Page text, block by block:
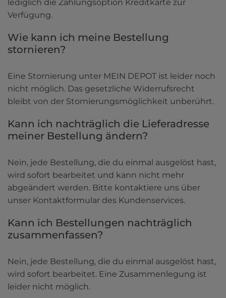
lediglich die Zahlungsoption Kreditkarte zur
Verfügung.
Wie kann ich meine Bestellung
stornieren?
Eine Stornierung unter MEIN DEPOT ist leider noch
nicht möglich. Das gesetzliche Widerrufsrecht
bleibt von der Stornierungsmöglichkeit unberührt.
Kann ich nachträglich die Lieferadresse
meiner Bestellung ändern?
Nein, jede Bestellung, die du einmal ausgelöst hast,
wird sofort bearbeitet und kann nicht mehr
abgeändert werden. Bitte kontaktiere uns über
unser Kontaktformular des Kundenservices.
Kann ich Bestellungen nachträglich
zusammenfassen?
Nein, jede Bestellung, die du einmal ausgelöst hast,
wird sofort bearbeitet. Eine Zusammenlegung ist
leider nicht möglich.